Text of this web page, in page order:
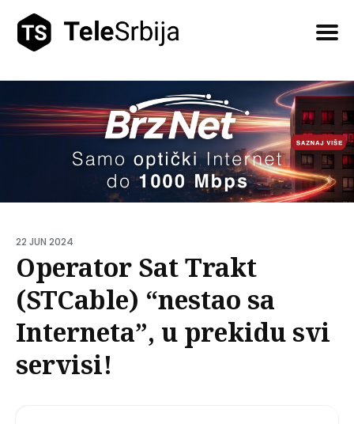
22 JUN 2024
Operator Sat Trakt
(STCable) “nestao sa
Interneta”, u prekidu svi
servisi!